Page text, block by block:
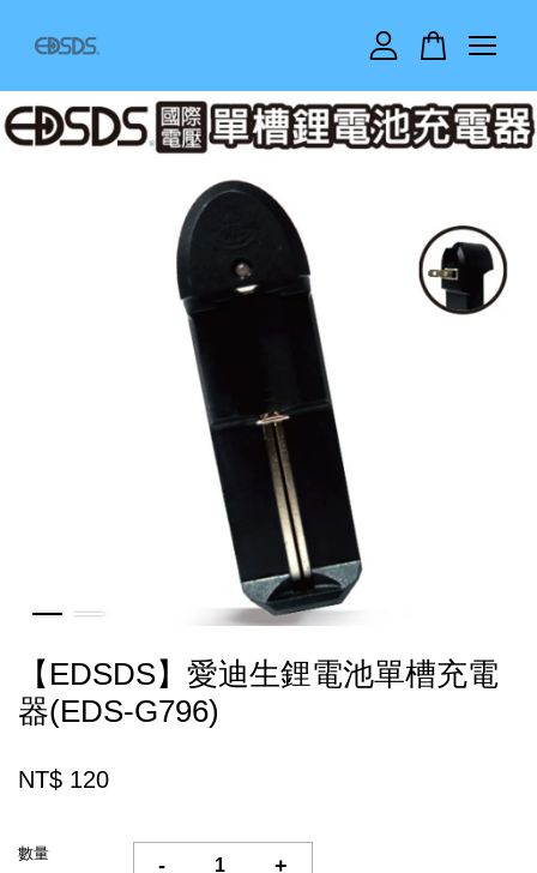
【EDSDS】愛迪生鋰電池單槽充電
器(EDS-G796)
NT$ 120
數量
- +
您的購物車目前還是空的。
繼續購物